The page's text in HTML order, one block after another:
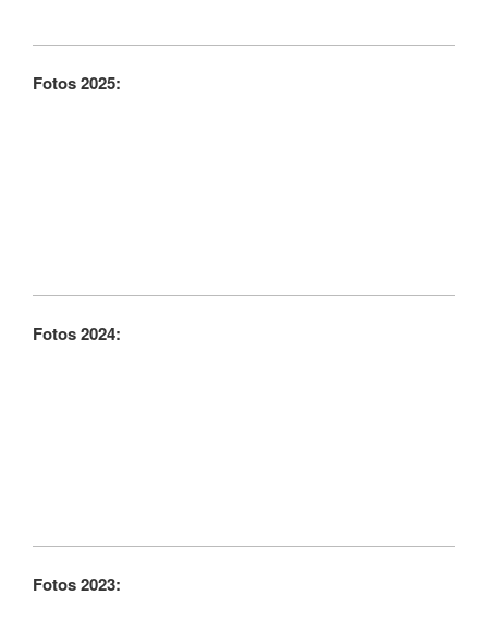
Fotos 2025:
Fotos 2024:
Fotos 2023: